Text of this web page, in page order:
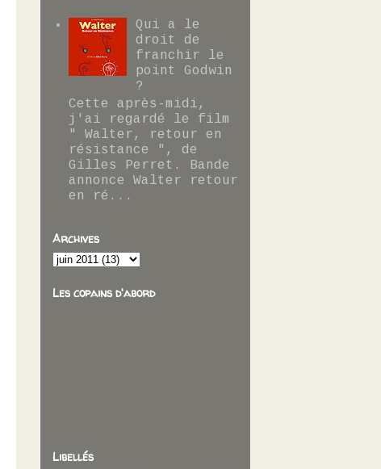
Qui a le
droit de
franchir le
point Godwin
?
Cette après-midi,
j'ai regardé le film
" Walter, retour en
résistance ", de
Gilles Perret. Bande
annonce Walter retour
en ré...
Archives
Les copains d'abord
Libellés